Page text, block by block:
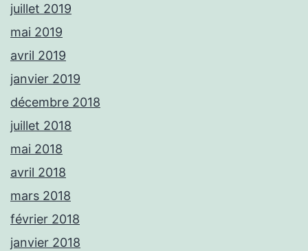
juillet 2019
mai 2019
avril 2019
janvier 2019
décembre 2018
juillet 2018
mai 2018
avril 2018
mars 2018
février 2018
janvier 2018